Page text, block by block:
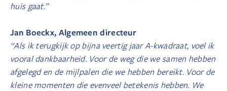
huis gaat.”
Jan Boeckx, Algemeen directeur
“Als ik terugkijk op bijna veertig jaar A-kwadraat, voel ik
vooral dankbaarheid. Voor de weg die we samen hebben
afgelegd en de mijlpalen die we hebben bereikt. Voor de
kleine momenten die evenveel betekenis hebben. We